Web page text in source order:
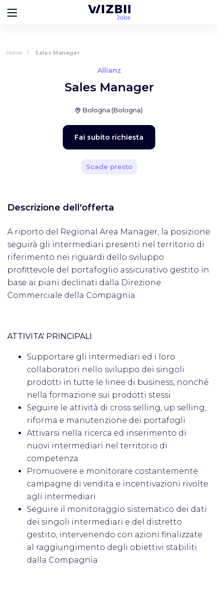
Home Sales Manager
Allianz
Sales Manager
Bologna (Bologna)
Fai subito richiesta
Scade presto
Descrizione dell'offerta
A riporto del Regional Area Manager, la posizione
seguirà gli intermediari presenti nel territorio di
riferimento nei riguardi dello sviluppo
profittevole del portafoglio assicurativo gestito in
base ai piani declinati dalla Direzione
Commerciale della Compagnia.
ATTIVITA' PRINCIPALI
Supportare gli intermediari ed i loro
collaboratori nello sviluppo dei singoli
prodotti in tutte le linee di business, nonché
nella formazione sui prodotti stessi
Seguire le attività di cross selling, up selling,
riforma e manutenzione dei portafogli
Attivarsi nella ricerca ed inserimento di
nuovi intermediari nel territorio di
competenza
Promuovere e monitorare costantemente
campagne di vendita e incentivazioni rivolte
agli intermediari
Seguire il monitoraggio sistematico dei dati
dei singoli intermediari e del distretto
gestito, intervenendo con azioni finalizzate
al raggiungimento degli obiettivi stabiliti
dalla Compagnia